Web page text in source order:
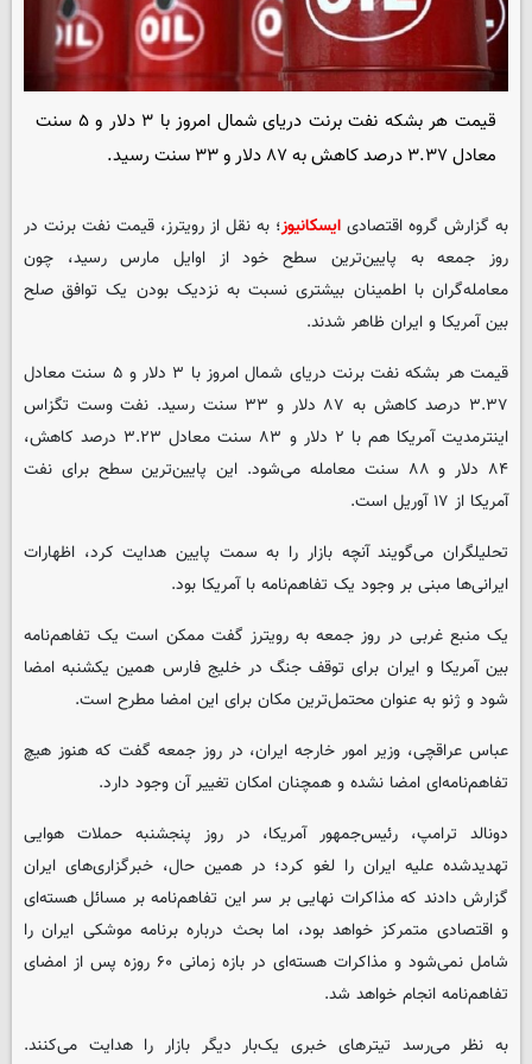
قیمت هر بشکه نفت برنت دریای شمال امروز با ۳ دلار و ۵ سنت
معادل ۳.۳۷ درصد کاهش به ۸۷ دلار و ۳۳ سنت رسید.
به گزارش گروه اقتصادی ایسکانیوز؛ به نقل از رویترز، قیمت نفت برنت در
روز جمعه به پایین‌ترین سطح خود از اوایل مارس رسید، چون
معامله‌گران با اطمینان بیشتری نسبت به نزدیک بودن یک توافق صلح
بین آمریکا و ایران ظاهر شدند.
قیمت هر بشکه نفت برنت دریای شمال امروز با ۳ دلار و ۵ سنت معادل
۳.۳۷ درصد کاهش به ۸۷ دلار و ۳۳ سنت رسید. نفت وست تگزاس
اینترمدیت آمریکا هم با ۲ دلار و ۸۳ سنت معادل ۳.۲۳ درصد کاهش،
۸۴ دلار و ۸۸ سنت معامله می‌شود. این پایین‌ترین سطح برای نفت
آمریکا از ۱۷ آوریل است.
تحلیلگران می‌گویند آنچه بازار را به سمت پایین هدایت کرد، اظهارات
ایرانی‌ها مبنی بر وجود یک تفاهم‌نامه با آمریکا بود.
یک منبع غربی در روز جمعه به رویترز گفت ممکن است یک تفاهم‌نامه
بین آمریکا و ایران برای توقف جنگ در خلیج فارس همین یکشنبه امضا
شود و ژنو به عنوان محتمل‌ترین مکان برای این امضا مطرح است.
عباس عراقچی، وزیر امور خارجه ایران، در روز جمعه گفت که هنوز هیچ
تفاهم‌نامه‌ای امضا نشده و همچنان امکان تغییر آن وجود دارد.
دونالد ترامپ، رئیس‌جمهور آمریکا، در روز پنجشنبه حملات هوایی
تهدیدشده علیه ایران را لغو کرد؛ در همین حال، خبرگزاری‌های ایران
گزارش دادند که مذاکرات نهایی بر سر این تفاهم‌نامه بر مسائل هسته‌ای
و اقتصادی متمرکز خواهد بود، اما بحث درباره برنامه موشکی ایران را
شامل نمی‌شود و مذاکرات هسته‌ای در بازه زمانی ۶۰ روزه پس از امضای
تفاهم‌نامه انجام خواهد شد.
به نظر می‌رسد تیترهای خبری یک‌بار دیگر بازار را هدایت می‌کنند.